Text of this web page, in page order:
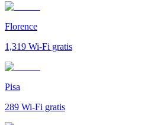
Florence
1,319 Wi-Fi gratis
Pisa
289 Wi-Fi gratis